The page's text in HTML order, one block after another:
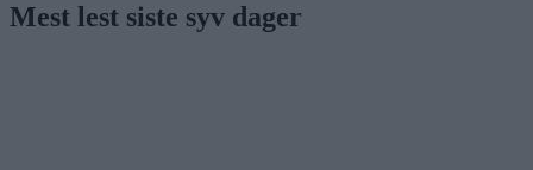
Mest lest siste syv dager